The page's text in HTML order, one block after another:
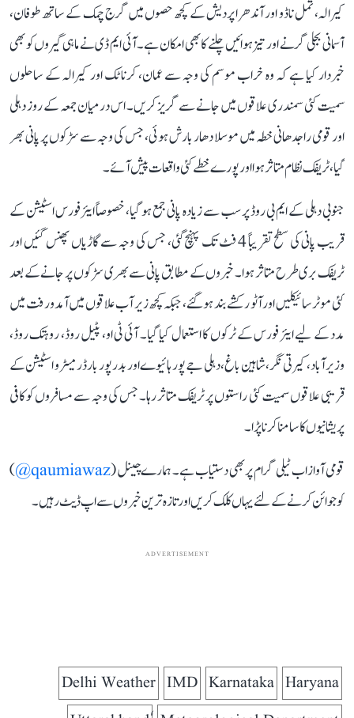
کیرالہ، تمل ناڈو اور آندھرا پردیش کے کچھ حصوں میں گرج چمک کے ساتھ طوفان،
آسمانی بجلی گرنے اور تیز ہوائیں چلنے کا بھی امکان ہے۔ آئی ایم ڈی نے ماہی گیروں کو بھی
خبردار کیا ہے کہ وہ خراب موسم کی وجہ سے عمان، کرناٹک اور کیرالہ کے ساحلوں
سمیت کئی سمندری علاقوں میں جانے سے گریز کریں۔ اس درمیان جمعہ کے روز دہلی
اور قومی راجدھانی خطہ میں موسلا دھار بارش ہوئی، جس کی وجہ سے سڑکوں پر پانی بھر
گیا، ٹریفک نظام متاثر ہوا اور پورے خطے کئی واقعات پیش آئے۔
جنوبی دہلی کے ایم بی روڈ پر سب سے زیادہ پانی جمع ہو گیا، خصوصاً ایئر فورس اسٹیشن کے
قریب پانی کی سطح تقریباً 4 فٹ تک پہنچ گئی، جس کی وجہ سے گاڑیاں پھنس گئیں اور
ٹریفک بری طرح متاثر ہوا۔ خبروں کے مطابق پانی سے بھری سڑکوں پر جانے کے بعد
کئی موٹر سائیکلیں اور آٹو رکشے بند ہو گئے، جبکہ کچھ زیر آب علاقوں میں آمدورفت میں
مدد کے لیے ایئر فورس کے ٹرکوں کا استعمال کیا گیا۔ آئی ٹی او، پٹیل روڈ، روہتک روڈ،
وزیرآباد، کیرتی نگر، شاہین باغ، دہلی جے پور ہائیوے اور بدر پور بارڈر میٹرو اسٹیشن کے
قریبی علاقوں سمیت کئی راستوں پر ٹریفک متاثر رہا۔ جس کی وجہ سے مسافروں کو کافی
پریشانیوں کا سامنا کرنا پڑا۔
قومی آواز اب ٹیلی گرام پر بھی دستیاب ہے۔ ہمارے چینل (qaumiawaz@
)
کو جوائن کرنے کے لئے یہاں کلک کریں اور تازہ ترین خبروں سے اپ ڈیٹ رہیں۔
ADVERTISEMENT
Haryana
Karnataka
IMD
Delhi Weather